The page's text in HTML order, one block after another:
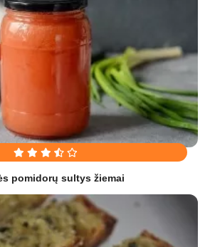
pomidorų sultys žiemai